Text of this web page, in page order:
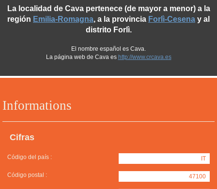
Informations
Cifras
Código del país : IT
Código postal : 47100
La localidad de Cava pertenece (de mayor a menor) a la
región Emilia-Romagna, a la provincia Forlì-Cesena y al
distrito Forlì.
El nombre español es Cava.
La página web de Cava es http://www.crcava.es